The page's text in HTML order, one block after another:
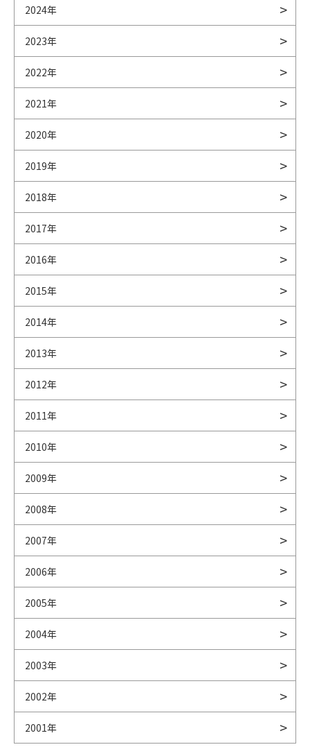
2024年
2023年
2022年
2021年
2020年
2019年
2018年
2017年
2016年
2015年
2014年
2013年
2012年
2011年
2010年
2009年
2008年
2007年
2006年
2005年
2004年
2003年
2002年
2001年